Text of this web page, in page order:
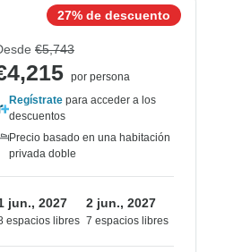
27% de descuento
€5,743
por persona
Regístrate para acceder a los
descuentos
Precio basado en una habitación
privada doble
jun., 2027
espacios libres
2 jun., 2027
7 espacios libres